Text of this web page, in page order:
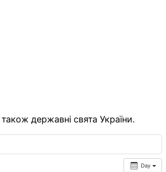
державні свята України.
Day